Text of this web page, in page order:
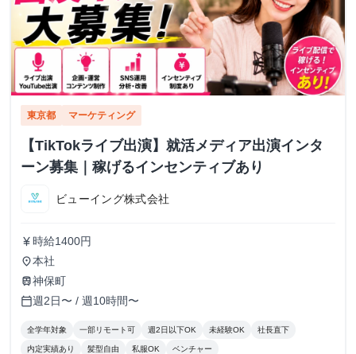
東京都 マーケティング
【TikTokライブ出演】就活メディア出演インタ
ーン募集｜稼げるインセンティブあり
ビューイング株式会社
currency_yen 時給1400円
place本社
train神保町
calendar_today週2日〜 / 週10時間〜
全学年対象 一部リモート可 週2日以下OK 未経験OK 社長直下
内定実績あり 髪型自由 私服OK ベンチャー